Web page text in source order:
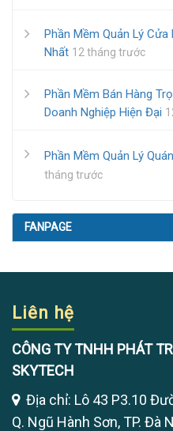
Phần Mềm Quản Lý
Nhất 12 tháng trước
Phần Mềm Bán Hàng
Doanh Nghiệp Hiện Đại
Phần Mềm Quản Lý
tháng trước
FANPAGE
Liên hệ
CÔNG TY TNHH PHÁT
SKYTECH
Địa chỉ: Lô 43 P3.10
Q. Ngũ Hành Sơn, TP. Đà